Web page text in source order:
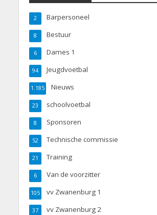
Barpersoneel
2
Bestuur
8
Dames 1
6
Jeugdvoetbal
94
Nieuws
1.185
schoolvoetbal
23
Sponsoren
8
Technische commissie
52
Training
21
Van de voorzitter
6
vv Zwanenburg 1
105
vv Zwanenburg 2
37